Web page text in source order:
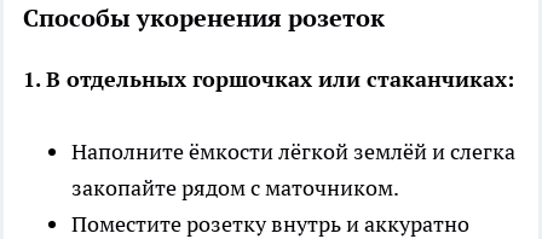
Способы укоренения розеток
1. В отдельных горшочках или стаканчиках:
Наполните ёмкости лёгкой землёй и слегка
закопайте рядом с маточником.
Поместите розетку внутрь и аккуратно